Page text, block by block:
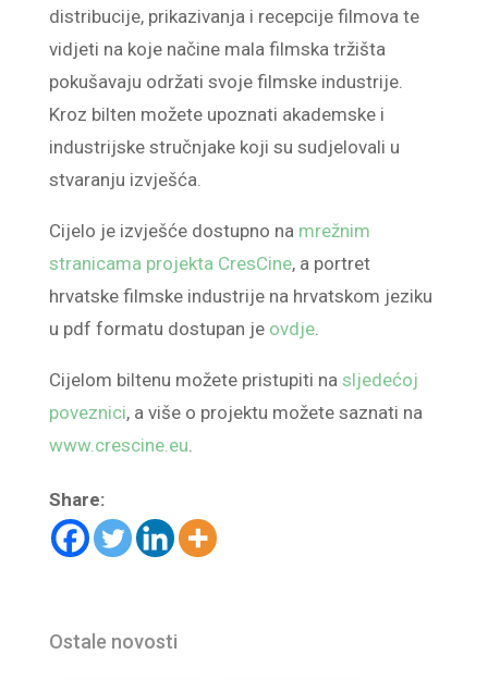
distribucije, prikazivanja i recepcije filmova te
vidjeti na koje načine mala filmska tržišta
pokušavaju održati svoje filmske industrije.
Kroz bilten možete upoznati akademske i
industrijske stručnjake koji su sudjelovali u
stvaranju izvješća.
Cijelo je izvješće dostupno na mrežnim
stranicama projekta CresCine, a portret
hrvatske filmske industrije na hrvatskom jeziku
u pdf formatu dostupan je ovdje.
Cijelom biltenu možete pristupiti na sljedećoj
poveznici, a više o projektu možete saznati na
www.crescine.eu.
Share:
Ostale novosti